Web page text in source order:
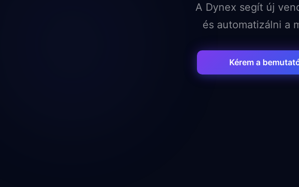
A Dynex segít új
és automatizálni a
Kérem a